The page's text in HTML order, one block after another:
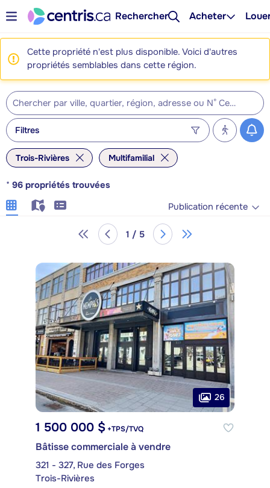
Rechercher Acheter
Cette propriété n'est plus disponible. Voici d'autres
propriétés semblables dans cette région.
Filtres
Trois-Rivières Multifamilial
* 96 propriétés trouvées
Publication récente
1 / 5
26
1 500 000 $ +TPS/TVQ
Bâtisse commerciale à vendre
321 - 327, Rue des Forges
Trois-Rivières